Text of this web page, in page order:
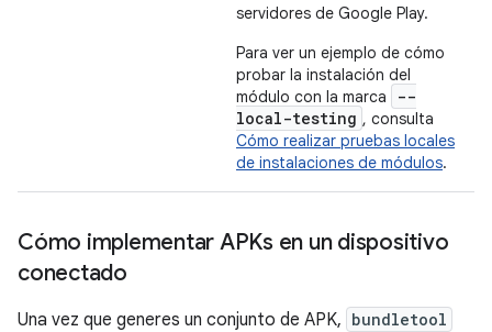
servidores de Google Play.
Para ver un ejemplo de cómo
probar la instalación del
módulo con la marca
--
local-testing , consulta
Cómo realizar pruebas locales
de instalaciones de módulos.
Cómo implementar APKs en un dispositivo
conectado
Una vez que generes un conjunto de APK, bundletool